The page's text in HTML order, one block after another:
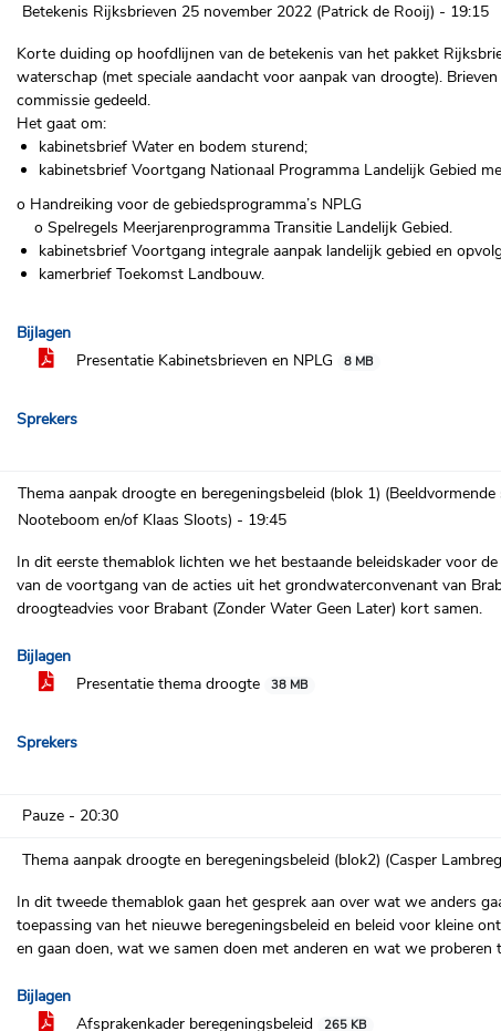
Betekenis Rijksbrieven 25 november 2022 (Patrick de Rooij) - 19:15
Korte duiding op hoofdlijnen van de betekenis van het pakket
waterschap (met speciale aandacht voor aanpak van droogte).
commissie gedeeld.
Het gaat om:
kabinetsbrief Water en bodem sturend;
kabinetsbrief Voortgang Nationaal Programma Landelijk Gebied
o Handreiking voor de gebiedsprogramma’s NPLG
o Spelregels Meerjarenprogramma Transitie Landelijk Gebied.
kabinetsbrief Voortgang integrale aanpak landelijk gebied en
kamerbrief Toekomst Landbouw.
Bijlagen
Presentatie Kabinetsbrieven en NPLG
8 MB
Sprekers
Thema aanpak droogte en beregeningsbeleid (blok 1)
Nooteboom en/of Klaas Sloots) - 19:45
In dit eerste themablok lichten we het bestaande beleidskader voor
van de voortgang van de acties uit het grondwaterconvenant van
droogteadvies voor Brabant (Zonder Water Geen Later) kort samen.
Bijlagen
Presentatie thema droogte
38 MB
Sprekers
Pauze - 20:30
Thema aanpak droogte en beregeningsbeleid (blok2) (Casper
In dit tweede themablok gaan het gesprek aan over wat we anders
toepassing van het nieuwe beregeningsbeleid en beleid voor kleine
en gaan doen, wat we samen doen met anderen en wat we proberen
Bijlagen
Afsprakenkader beregeningsbeleid
265 KB